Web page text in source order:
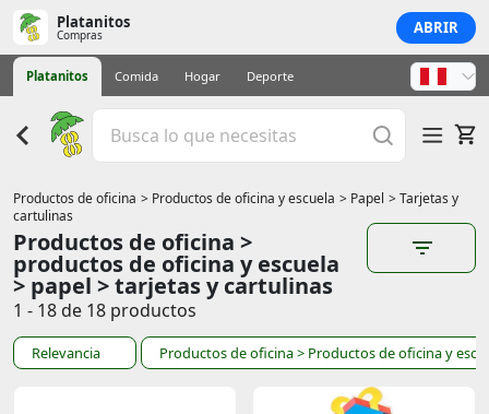
Platanitos
Compras ABRIR
Platanitos Comida Hogar Deporte
Productos de oficina > Productos de oficina y escuela > Papel > Tarjetas y
cartulinas
Productos de oficina >
productos de oficina y escuela
> papel > tarjetas y cartulinas
1 - 18 de 18 productos
Relevancia Productos de oficina> Productos de oficina y